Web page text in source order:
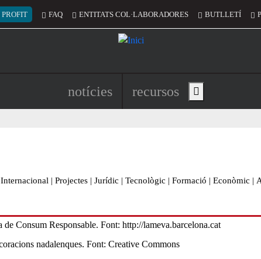
del compte d'usuari
PROFIT FAQ ENTITATS COL·LABORADORES BUTLLETÍ
Navegació principal de
notícies recursos Show main menu
Internacional | Projectes | Jurídic | Tecnològic | Formació | Econòmic |